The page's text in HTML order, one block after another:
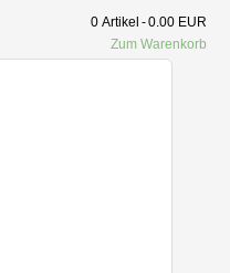
0 Artikel -0.00 EUR
Zum Warenkorb